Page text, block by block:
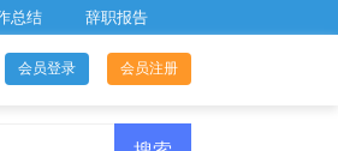
总结 辞职报告
会员登录 会员注册